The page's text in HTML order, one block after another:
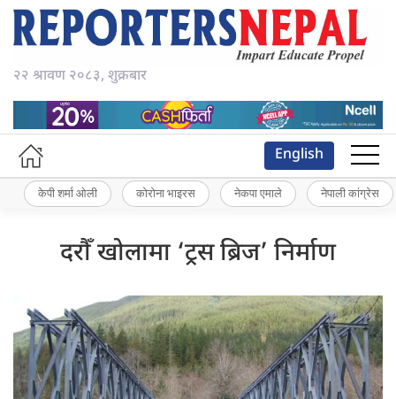
२२ श्रावण २०८३, शुक्रबार
English
केपी शर्मा ओली कोरोना भाइरस नेकपा एमाले नेपाली कांग्रेस
दरौँ खोलामा ‘ट्रस ब्रिज’ निर्माण